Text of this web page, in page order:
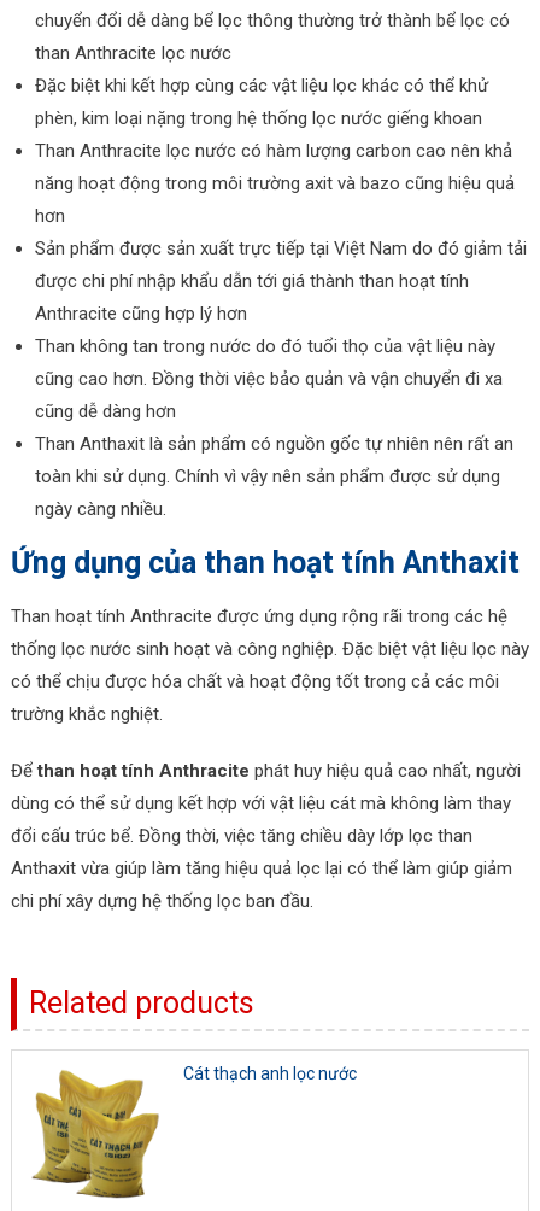
chuyển đổi dễ dàng bể lọc thông thường trở thành bể lọc có
than Anthracite lọc nước
Đặc biệt khi kết hợp cùng các vật liệu lọc khác có thể khử
phèn, kim loại nặng trong hệ thống lọc nước giếng khoan
Than Anthracite lọc nước có hàm lượng carbon cao nên khả
năng hoạt động trong môi trường axit và bazo cũng hiệu quả
hơn
Sản phẩm được sản xuất trực tiếp tại Việt Nam do đó giảm tải
được chi phí nhập khẩu dẫn tới giá thành than hoạt tính
Anthracite cũng hợp lý hơn
Than không tan trong nước do đó tuổi thọ của vật liệu này
cũng cao hơn. Đồng thời việc bảo quản và vận chuyển đi xa
cũng dễ dàng hơn
Than Anthaxit là sản phẩm có nguồn gốc tự nhiên nên rất an
toàn khi sử dụng. Chính vì vậy nên sản phẩm được sử dụng
ngày càng nhiều.
Ứng dụng của than hoạt tính Anthaxit
Than hoạt tính Anthracite được ứng dụng rộng rãi trong các hệ
thống lọc nước sinh hoạt và công nghiệp. Đặc biệt vật liệu lọc này
có thể chịu được hóa chất và hoạt động tốt trong cả các môi
trường khắc nghiệt.
Đểthan hoạt tính Anthracite phát huy hiệu quả cao nhất, người
dùng có thể sử dụng kết hợp với vật liệu cát mà không làm thay
đổi cấu trúc bể. Đồng thời, việc tăng chiều dày lớp lọc than
Anthaxit vừa giúp làm tăng hiệu quả lọc lại có thể làm giúp giảm
chi phí xây dựng hệ thống lọc ban đầu.
Related products
Cát thạch anh lọc nước